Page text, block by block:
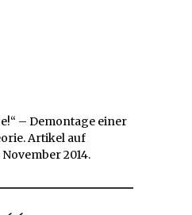
– Demontage einer
Artikel auf
2014.